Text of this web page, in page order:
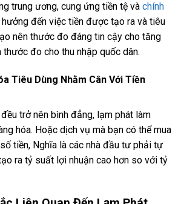
trung ương, cung ứng tiền tệ và chính
hưởng đến việc tiền được tạo ra và tiêu
nên thước đo đáng tin cậy cho tăng
đo cho thu nhập quốc dân.
Tiêu Dùng Nhằm Cân Với Tiền
trở nên bình đẳng, lạm phát làm
hóa. Hoặc dịch vụ mà bạn có thể mua
tiền, Nghĩa là các nhà đầu tư phải tự
ra tỷ suất lợi nhuận cao hơn so với tỷ